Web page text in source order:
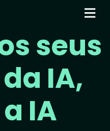
seus
IA,
IA